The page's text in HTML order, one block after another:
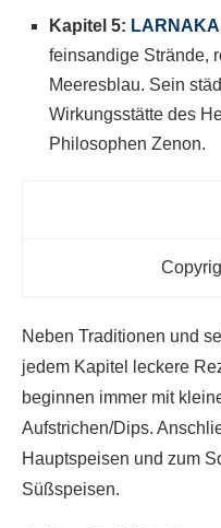
Kapitel 5: LARNAKA
feinsandige Strände,
Meeresblau. Sein
Wirkungsstätte des
Philosophen Zenon.
Neben Traditionen und
jedem Kapitel leckere
beginnen immer mit
Aufstrichen/Dips.
Hauptspeisen und zum
Süßspeisen.